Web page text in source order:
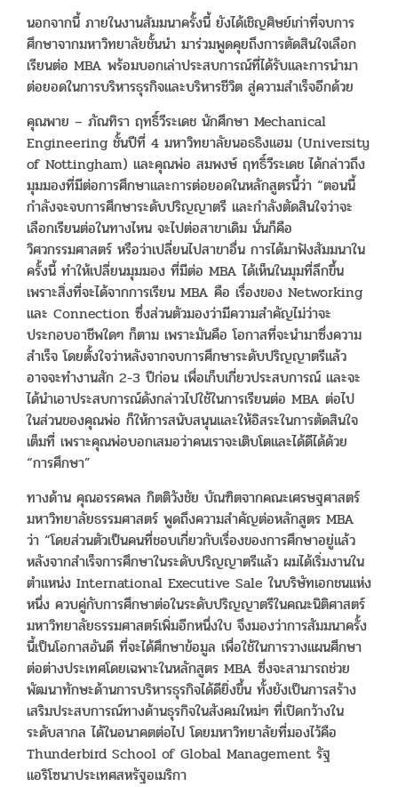
นอกจากนี้ ภายในงานสัมมนาครั้งนี้ ยังได้เชิญศิษย์เก่าที่จบการ
ศึกษาจากมหาวิทยาลัยชั้นนำ มาร่วมพูดคุยถึงการตัดสินใจเลือก
เรียนต่อ MBA พร้อมบอกเล่าประสบการณ์ที่ได้รับและการนำมา
ต่อยอดในการบริหารธุรกิจและบริหารชีวิต สู่ความสำเร็จอีกด้วย
คุณพาย – ภัณทิรา ฤทธิ์วีระเดช นักศึกษา Mechanical
Engineering ชั้นปีที่ 4 มหาวิทยาลัยนอธธิงแฮม (University
of Nottingham) และคุณพ่อ สมพงษ์ ฤทธิ์วีระเดช ได้กล่าวถึง
มุมมองที่มีต่อการศึกษาและการต่อยอดในหลักสูตรนี้ว่า “ตอนนี้
กำลังจะจบการศึกษาระดับปริญญาตรี และกำลังตัดสินใจว่าจะ
เลือกเรียนต่อในทางไหน จะไปต่อสาขาเดิม นั่นก็คือ
วิศวกรรมศาสตร์ หรือว่าเปลี่ยนไปสาขาอื่น การได้มาฟังสัมมนาใน
ครั้งนี้ ทำให้เปลี่ยนมุมมอง ที่มีต่อ MBA ได้เห็นในมุมที่ลึกขึ้น
เพราะสิ่งที่จะได้จากการเรียน MBA คือ เรื่องของ Networking
และ Connection ซึ่งส่วนตัวมองว่ามีความสำคัญไม่ว่าจะ
ประกอบอาชีพใดๆ ก็ตาม เพราะมันคือ โอกาสที่จะนำมาซึ่งความ
สำเร็จ โดยตั้งใจว่าหลังจากจบการศึกษาระดับปริญญาตรีแล้ว
อาจจะทำงานสัก 2-3 ปีก่อน เพื่อเก็บเกี่ยวประสบการณ์ และจะ
ได้นำเอาประสบการณ์ดังกล่าวไปใช้ในการเรียนต่อ MBA ต่อไป
ในส่วนของคุณพ่อ ก็ให้การสนับสนุนและให้อิสระในการตัดสินใจ
เต็มที่ เพราะคุณพ่อบอกเสมอว่าคนเราจะเติบโตและได้ดีได้ด้วย
“การศึกษา”
ทางด้าน คุณอรรคพล กิตติวังชัย บัณฑิตจากคณะเศรษฐศาสตร์
มหาวิทยาลัยธรรมศาสตร์ พูดถึงความสำคัญต่อหลักสูตร MBA
ว่า “โดยส่วนตัวเป็นคนที่ชอบเกี่ยวกับเรื่องของการศึกษาอยู่แล้ว
หลังจากสำเร็จการศึกษาในระดับปริญญาตรีแล้ว ผมได้เริ่มงานใน
ตำแหน่ง International Executive Sale ในบริษัทเอกชนแห่ง
หนึ่ง ควบคู่กับการศึกษาต่อในระดับปริญญาตรีในคณะนิติศาสตร์
มหาวิทยาลัยธรรมศาสตร์เพิ่มอีกหนึ่งใบ จึงมองว่าการสัมมนาครั้ง
นี้เป็นโอกาสอันดี ที่จะได้ศึกษาข้อมูล เพื่อใช้ในการวางแผนศึกษา
ต่อต่างประเทศโดยเฉพาะในหลักสูตร MBA ซึ่งจะสามารถช่วย
พัฒนาทักษะด้านการบริหารธุรกิจได้ดียิ่งขึ้น ทั้งยังเป็นการสร้าง
เสริมประสบการณ์ทางด้านธุรกิจในสังคมใหม่ๆ ที่เปิดกว้างใน
ระดับสากล ได้ในอนาคตต่อไป โดยมหาวิทยาลัยที่มองไว้คือ
Thunderbird School of Global Management รัฐ
แอริโซนาประเทศสหรัฐอเมริกา